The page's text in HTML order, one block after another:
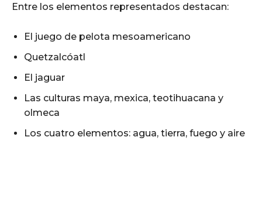
Entre los elementos representados destacan:
El juego de pelota mesoamericano
Quetzalcóatl
El jaguar
Las culturas maya, mexica, teotihuacana y
olmeca
Los cuatro elementos: agua, tierra, fuego y aire